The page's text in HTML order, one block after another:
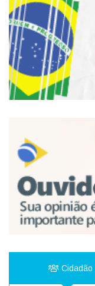
Cidadão